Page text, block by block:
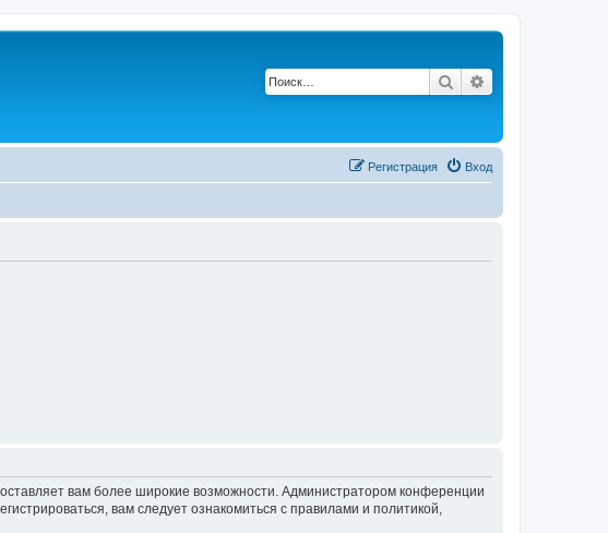
Поиск
Вход
Регистрация
вам более широкие возможности. Администратором конференции
вам следует ознакомиться с правилами и политикой,